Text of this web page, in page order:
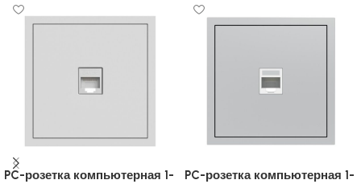
PC-розетка компьютерная 1-
PC-розетка компьютерная 1-